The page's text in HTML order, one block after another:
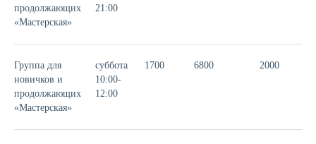
продолжающих
«Мастерская»
21:00
Группа для
новичков и
продолжающих
«Мастерская»
суббота
10:00-
12:00
1700 6800 2000